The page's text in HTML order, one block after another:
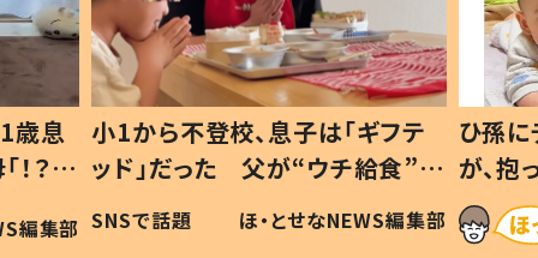
フテ
食”を
編集部
ひ孫にデレデレな80歳じいじ
が、抱っこすると…ひ孫の反応に
「涙が出ました」「可愛くて仕方な
い」
ほ・とせなNEWS編集部